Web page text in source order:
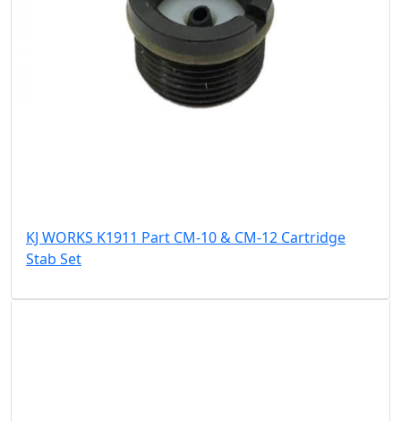
KJ WORKS K1911 Part CM-10 & CM-12 Cartridge
Stab Set